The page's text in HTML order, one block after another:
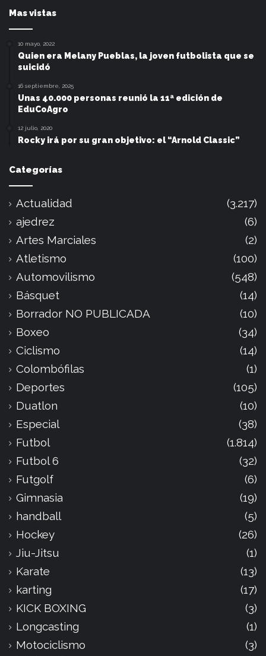
Mas vistas
10 mayo, 2022
Quien era Melany Pueblas, la joven futbolista que se
suicidó
16 septiembre, 2025
Unas 40.000 personas reunió la 11ª edición de
EduCoAgro
12 julio, 2020
Rocky irá por su gran objetivo: el “Arnold Classic”
Categorías
Actualidad
(3.217)
ajedrez
(6)
Artes Marciales
(2)
Atletismo
(100)
Automovilismo
(548)
Básquet
(14)
Borrador NO PUBLICADA
(10)
Boxeo
(34)
Ciclismo
(14)
Colombófilas
(1)
Deportes
(105)
Duatlon
(10)
Especial
(38)
Futbol
(1.814)
Futbol 6
(32)
Futgolf
(6)
Gimnasia
(19)
handball
(5)
Hockey
(26)
Jiu-Jitsu
(1)
Karate
(13)
karting
(17)
KICK BOXING
(3)
Longcasting
(1)
Motociclismo
(3)